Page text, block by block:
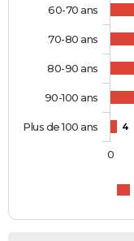
4
60-70 ans
70-80 ans
80-90 ans
90-100 ans
Plus de 100 ans
0